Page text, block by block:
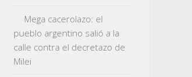
Mega cacerolazo: el
pueblo argentino salió a la
calle contra el decretazo de
Milei